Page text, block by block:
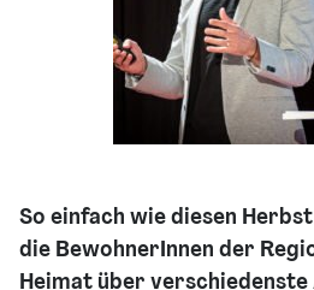
So einfach wie diesen
die BewohnerInnen der
Heimat über verschiedenste